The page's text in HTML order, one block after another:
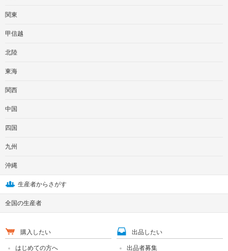
関東
甲信越
北陸
東海
関西
中国
四国
九州
沖縄
生産者からさがす
全国の生産者
購入したい
はじめての方へ
出品したい
出品者募集